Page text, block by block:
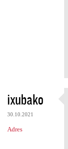
ixubako
30.10.2021
Adres